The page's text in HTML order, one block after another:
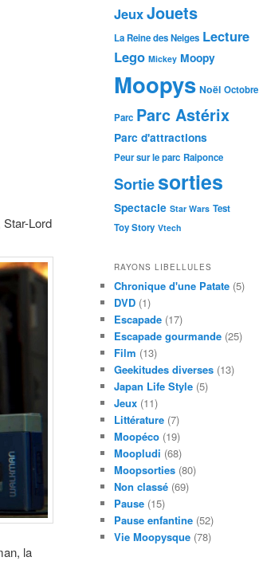
Lord
la
JeuxJouets
La Reine des Neiges Lecture
Lego Mickey Moopy
Moopys Noël Octobre
Parc Parc Astérix
Parc d'attractions
Peur sur le parc Raiponce
Sortiesorties
Spectacle Star Wars Test
Toy Story Vtech
RAYONS LIBELLULES
Chronique d'une Patate (5)
DVD (1)
Escapade (17)
Escapade gourmande (25)
Film (13)
Geekitudes diverses (13)
Japan Life Style (5)
Jeux (11)
Littérature (7)
Moopéco (19)
Moopludi (68)
Moopsorties (80)
Non classé (69)
Pause (15)
Pause enfantine (52)
Vie Moopysque (78)